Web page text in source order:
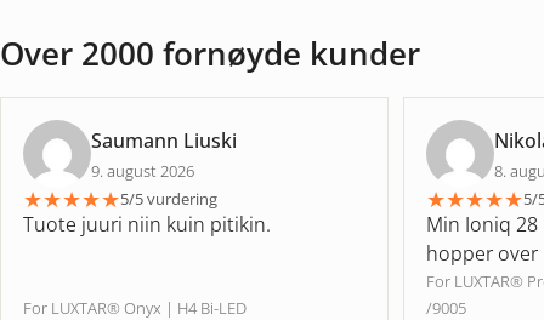
Over 2000 fornøyde kunder
Saumann Liuski
9. august 2026
★★★★★5/5 vurdering
Tuote juuri niin kuin pitikin.
For LUXTAR® Onyx | H4 Bi-LED
8.
★★★★★5/
Min Ioniq
hopper over
For LUXTAR®
/9005